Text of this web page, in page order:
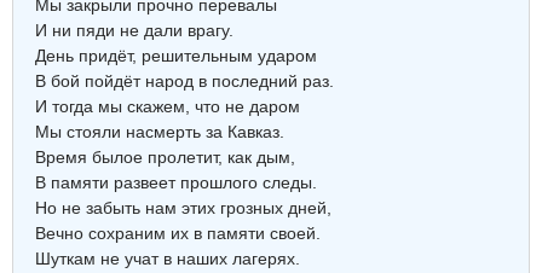
Мы закрыли прочно перевалы
И ни пяди не дали врагу.
День придёт, решительным ударом
В бой пойдёт народ в последний раз.
И тогда мы скажем, что не даром
Мы стояли насмерть за Кавказ.
Время былое пролетит, как дым,
В памяти развеет прошлого следы.
Но не забыть нам этих грозных дней,
Вечно сохраним их в памяти своей.
Шуткам не учат в наших лагерях.